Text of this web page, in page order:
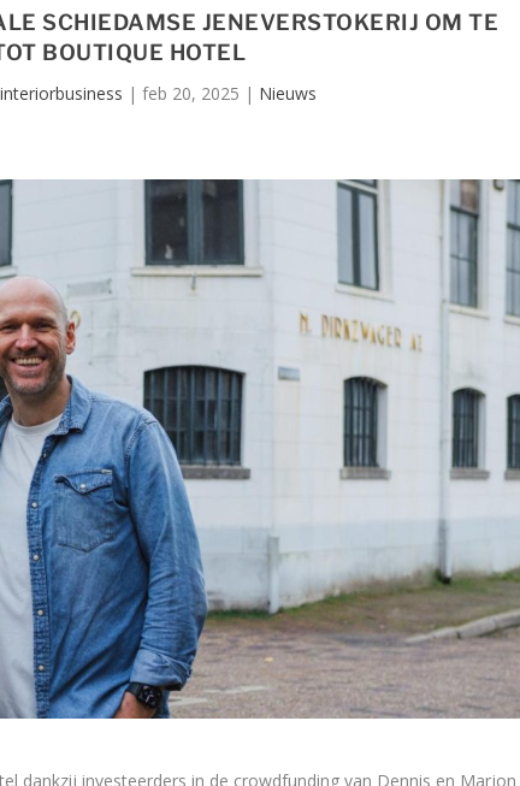
SCHIEDAMSE JENEVERSTOKERIJ OM TE
BOUTIQUE HOTEL
| feb 20, 2025 | Nieuws
dankzij investeerders in de crowdfunding van Dennis en Marjon